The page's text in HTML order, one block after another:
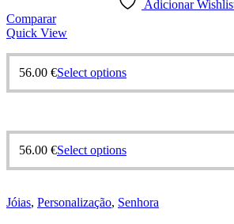
Adicionar
Comparar
Quick View
56.00 €Select options
56.00 €Select options
Jóias, Personalização, Senhora